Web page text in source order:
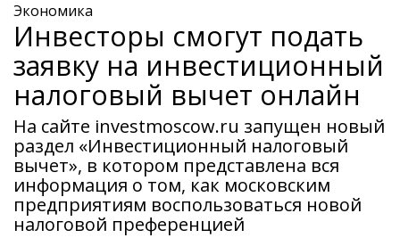
Экономика
Инвесторы смогут подать
заявку на инвестиционный
налоговый вычет онлайн
На сайте investmoscow.ru запущен новый
раздел «Инвестиционный налоговый
вычет», в котором представлена вся
информация о том, как московским
предприятиям воспользоваться новой
налоговой преференцией